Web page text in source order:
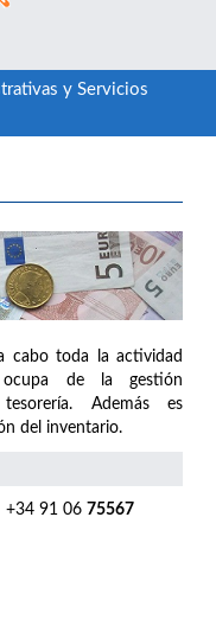
y Servicios
cabo toda la actividad
de la gestión
Además es
del inventario.
+34 91 06 75567